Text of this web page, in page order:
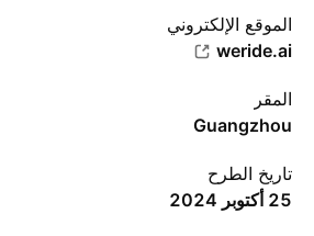
الموقع الإلكتروني
weride.ai
المقر
Guangzhou
تاريخ الطرح
25 أكتوبر 2024